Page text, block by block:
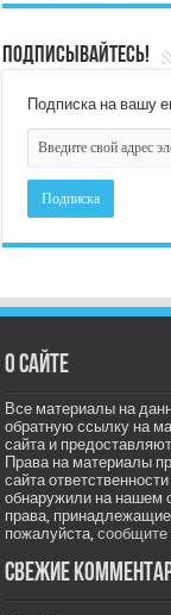
Подписывайтесь!
Подписка на вашу
О сайте
Все материалы на
обратную ссылку на
сайта и
Права на материалы
сайта
обнаружили на нашем
права,
пожалуйста,сообщите
Свежие